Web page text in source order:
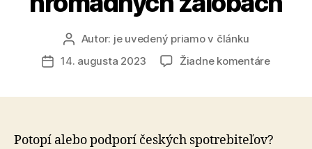
Autor
článku
Autor: je uvedený priamo v článku
Dátum
14. augusta 2023 Žiadne komentárena
Potopí alebo podporí českých spotrebiteľov?